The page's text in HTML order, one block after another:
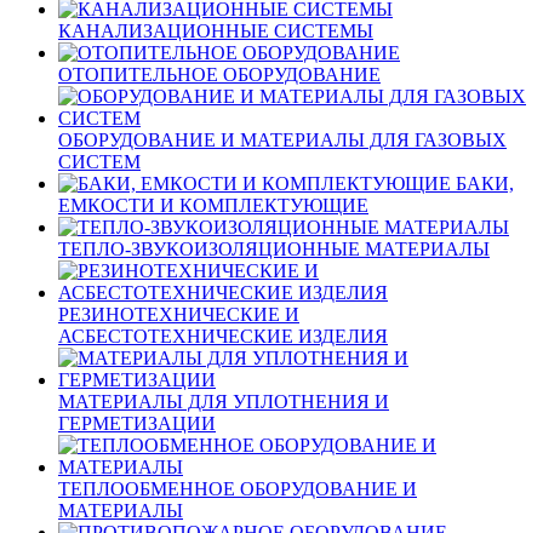
КАНАЛИЗАЦИОННЫЕ СИСТЕМЫ
ОТОПИТЕЛЬНОЕ ОБОРУДОВАНИЕ
ОБОРУДОВАНИЕ И МАТЕРИАЛЫ ДЛЯ ГАЗОВЫХ
СИСТЕМ
БАКИ,
ЕМКОСТИ И КОМПЛЕКТУЮЩИЕ
ТЕПЛО-ЗВУКОИЗОЛЯЦИОННЫЕ МАТЕРИАЛЫ
РЕЗИНОТЕХНИЧЕСКИЕ И
АСБЕСТОТЕХНИЧЕСКИЕ ИЗДЕЛИЯ
МАТЕРИАЛЫ ДЛЯ УПЛОТНЕНИЯ И
ГЕРМЕТИЗАЦИИ
ТЕПЛООБМЕННОЕ ОБОРУДОВАНИЕ И
МАТЕРИАЛЫ